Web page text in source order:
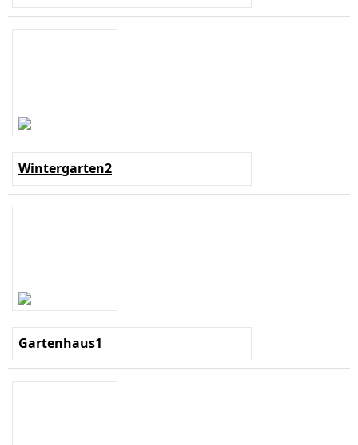
Wintergarten2
Gartenhaus1